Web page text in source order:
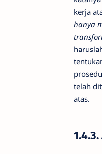
kerja
hanya
telah
atas.